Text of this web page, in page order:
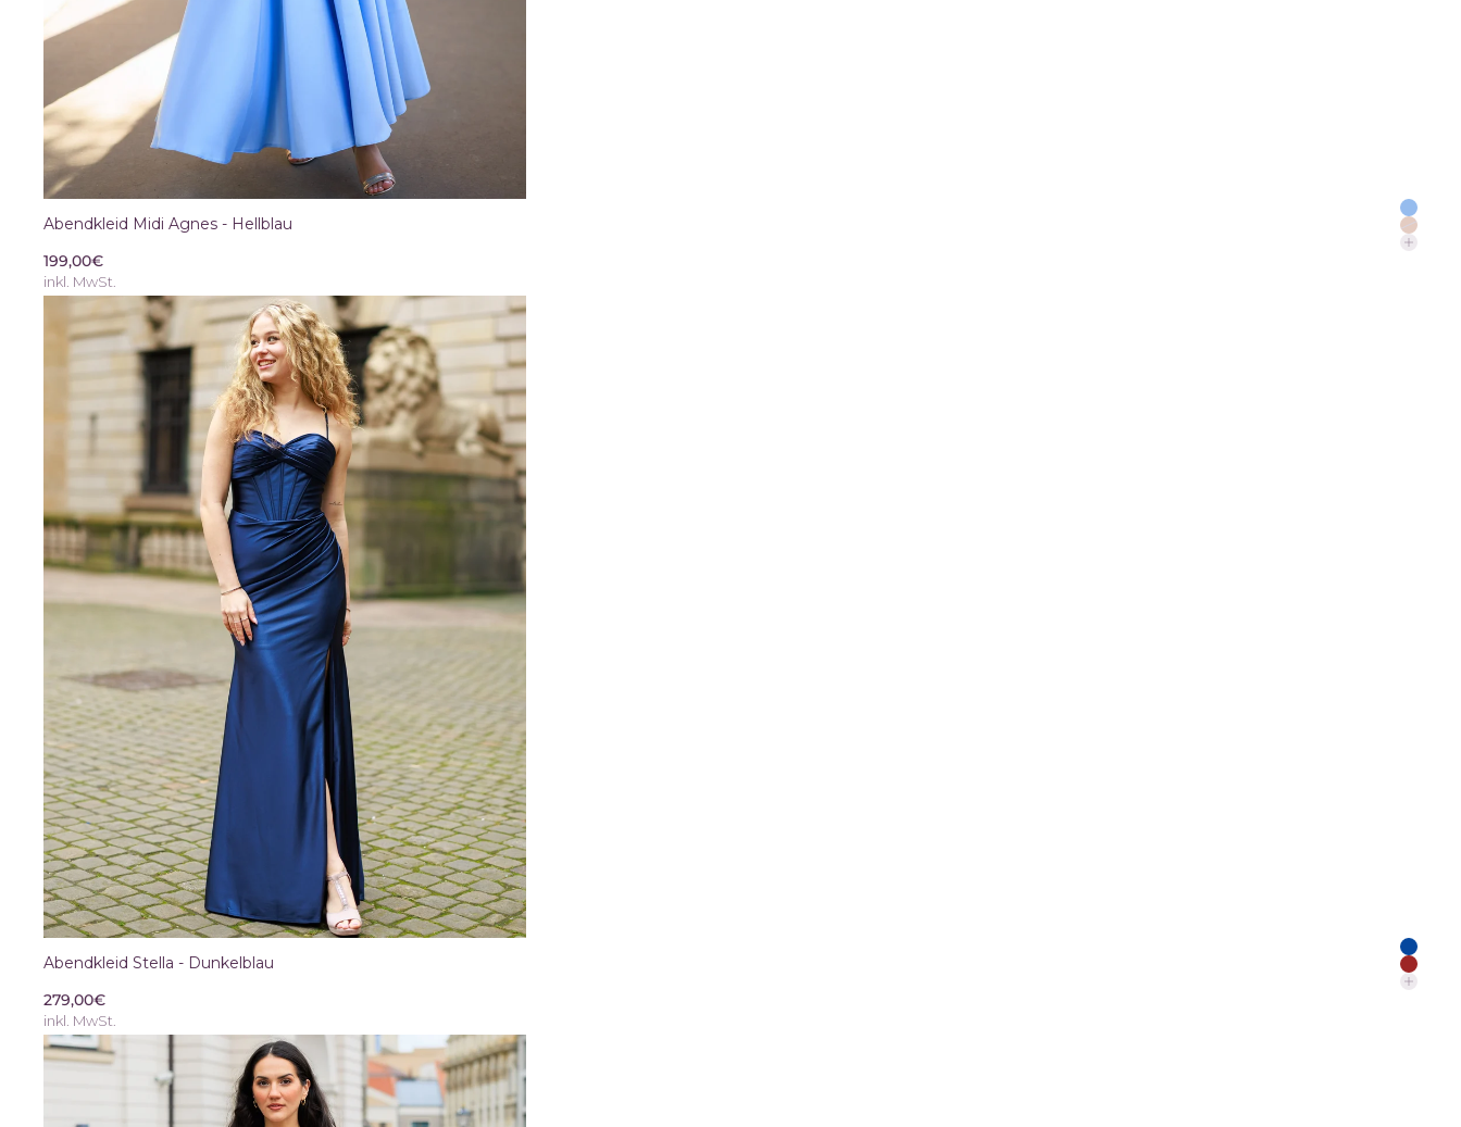
Abendkleid Midi Agnes - Hellblau
199,00€
inkl. MwSt.
Abendkleid Stella - Dunkelblau
279,00€
inkl. MwSt.